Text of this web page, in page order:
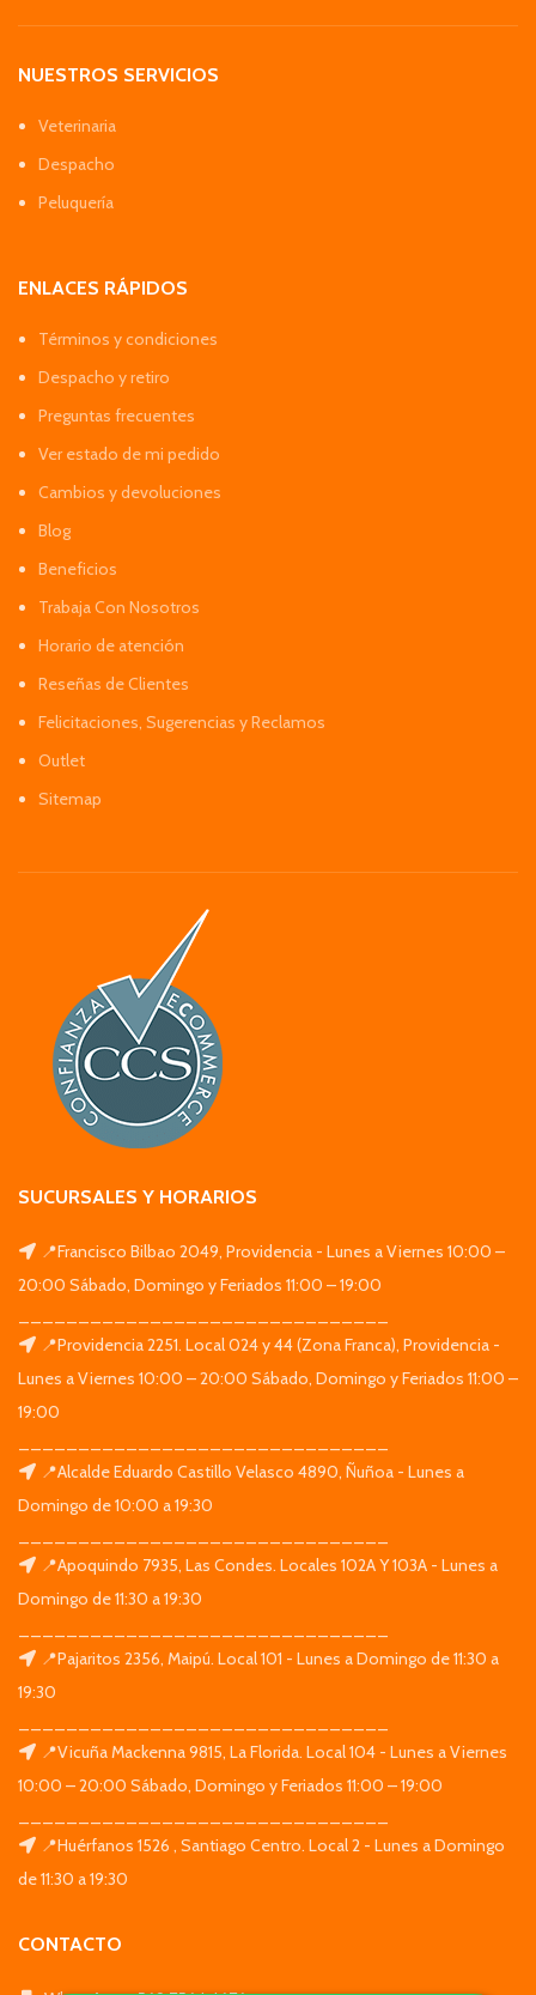
NUESTROS SERVICIOS
Veterinaria
Despacho
Peluquería
ENLACES RÁPIDOS
Términos y condiciones
Despacho y retiro
Preguntas frecuentes
Ver estado de mi pedido
Cambios y devoluciones
Blog
Beneficios
Trabaja Con Nosotros
Horario de atención
Reseñas de Clientes
Felicitaciones, Sugerencias y Reclamos
Outlet
Sitemap
SUCURSALES Y HORARIOS
📍Francisco Bilbao 2049, Providencia - Lunes a Viernes 10:00 –
20:00 Sábado, Domingo y Feriados 11:00 – 19:00
📍Providencia 2251. Local 024 y 44 (Zona Franca), Providencia -
Lunes a Viernes 10:00 – 20:00 Sábado, Domingo y Feriados 11:00 –
19:00
📍Alcalde Eduardo Castillo Velasco 4890, Ñuñoa - Lunes a
Domingo de 10:00 a 19:30
📍Apoquindo 7935, Las Condes. Locales 102A Y 103A - Lunes a
Domingo de 11:30 a 19:30
📍Pajaritos 2356, Maipú. Local 101 - Lunes a Domingo de 11:30 a
19:30
📍Vicuña Mackenna 9815, La Florida. Local 104 - Lunes a Viernes
10:00 – 20:00 Sábado, Domingo y Feriados 11:00 – 19:00
📍Huérfanos 1526 , Santiago Centro. Local 2 - Lunes a Domingo
de 11:30 a 19:30
CONTACTO